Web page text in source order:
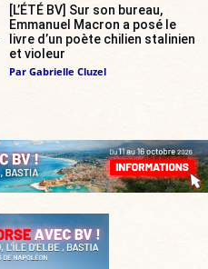
[L’ÉTÉ BV] Sur son bureau,
Emmanuel Macron a posé le
livre d’un poète chilien stalinien
et violeur
Par Gabrielle Cluzel